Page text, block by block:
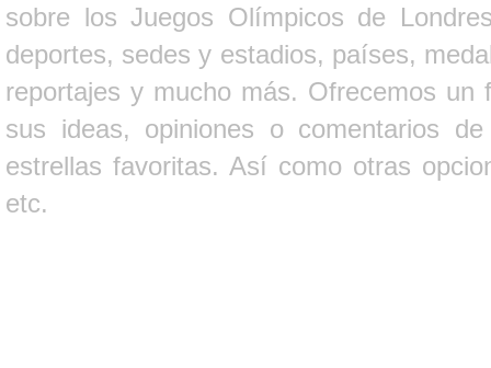
sobre los Juegos Olímpicos de
deportes, sedes y estadios, países,
reportajes y mucho más. Ofrecemos un
sus ideas, opiniones o comentarios
estrellas favoritas. Así como otras
etc.